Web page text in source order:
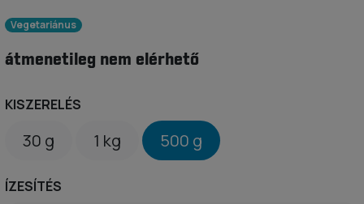
Vegetariánus
átmenetileg nem elérhető
KISZERELÉS
30 g 1 kg 500 g
ÍZESÍTÉS